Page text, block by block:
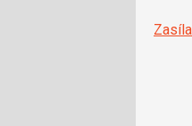
i